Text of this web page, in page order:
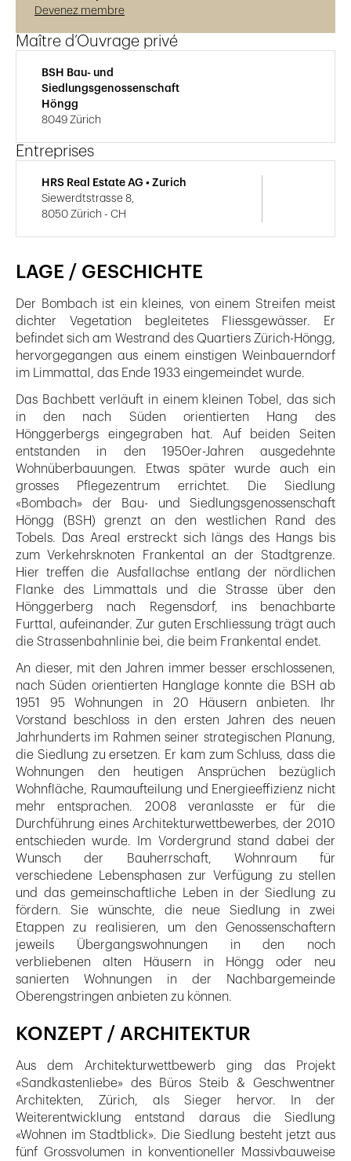
LAGE / GESCHICHTE
Der Bombach ist ein kleines, von einem Streifen meist
dichter Vegetation begleitetes Fliessgewässer. Er
befindet sich am Westrand des Quartiers Zürich-Höngg,
hervorgegangen aus einem einstigen Weinbauerndorf
im Limmattal, das Ende 1933 eingemeindet wurde.
Das Bachbett verläuft in einem kleinen Tobel, das sich
in den nach Süden orientierten Hang des
Hönggerbergs eingegraben hat. Auf beiden Seiten
entstanden in den 1950er-Jahren ausgedehnte
Wohnüberbauungen. Etwas später wurde auch ein
grosses Pflegezentrum errichtet. Die Siedlung
«Bombach» der Bau- und Siedlungsgenossenschaft
Höngg (BSH) grenzt an den westlichen Rand des
Tobels. Das Areal erstreckt sich längs des Hangs bis
zum Verkehrsknoten Frankental an der Stadtgrenze.
Hier treffen die Ausfallachse entlang der nördlichen
Flanke des Limmattals und die Strasse über den
Hönggerberg nach Regensdorf, ins benachbarte
Furttal, aufeinander. Zur guten Erschliessung trägt auch
die Strassenbahnlinie bei, die beim Frankental endet.
An dieser, mit den Jahren immer besser erschlossenen,
nach Süden orientierten Hanglage konnte die BSH ab
1951 95 Wohnungen in 20 Häusern anbieten. Ihr
Vorstand beschloss in den ersten Jahren des neuen
Jahrhunderts im Rahmen seiner strategischen Planung,
die Siedlung zu ersetzen. Er kam zum Schluss, dass die
Wohnungen den heutigen Ansprüchen bezüglich
Wohnfläche, Raumaufteilung und Energieeffizienz nicht
mehr entsprachen. 2008 veranlasste er für die
Durchführung eines Architekturwettbewerbes, der 2010
entschieden wurde. Im Vordergrund stand dabei der
Wunsch der Bauherrschaft, Wohnraum für
verschiedene Lebensphasen zur Verfügung zu stellen
und das gemeinschaftliche Leben in der Siedlung zu
fördern. Sie wünschte, die neue Siedlung in zwei
Etappen zu realisieren, um den Genossenschaftern
jeweils Übergangswohnungen in den noch
verbliebenen alten Häusern in Höngg oder neu
sanierten Wohnungen in der Nachbargemeinde
Oberengstringen anbieten zu können.
KONZEPT / ARCHITEKTUR
Aus dem Architekturwettbewerb ging das Projekt
«Sandkastenliebe» des Büros Steib & Geschwentner
Architekten, Zürich, als Sieger hervor. In der
Weiterentwicklung entstand daraus die Siedlung
«Wohnen im Stadtblick». Die Siedlung besteht jetzt aus
fünf Grossvolumen in konventioneller Massivbauweise
Devenez membre
Maître d’Ouvrage privé
BSH Bau- und
Siedlungsgenossenschaft
Höngg
8049 Zürich
Entreprises
HRS Real Estate AG • Zurich
Siewerdtstrasse 8,
8050 Zürich - CH